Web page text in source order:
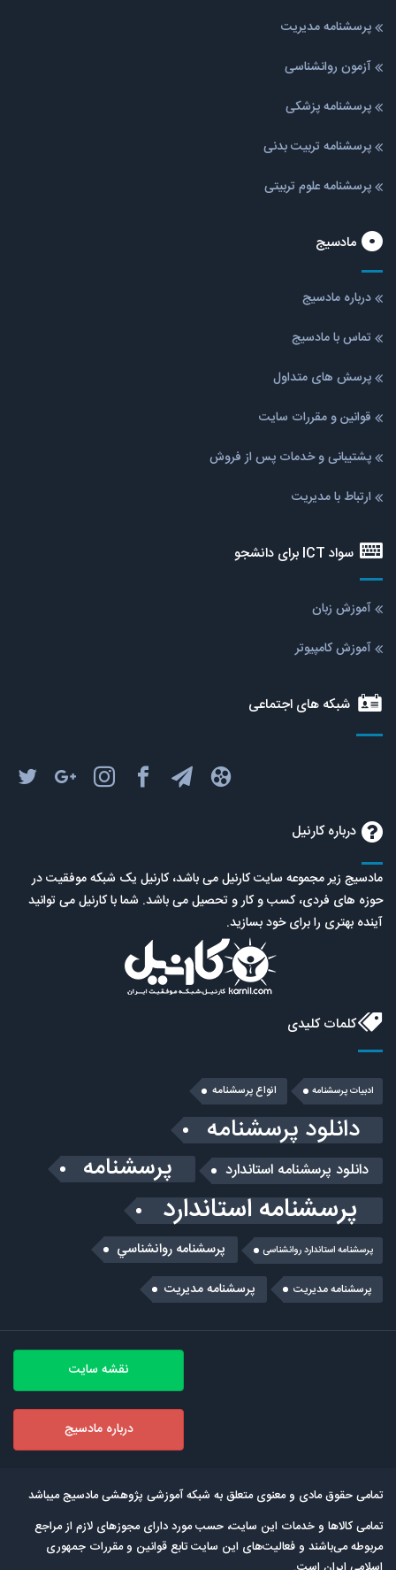
پرسشنامه مدیریت
آزمون روانشناسی
پرسشنامه پزشکی
پرسشنامه تربیت بدنی
پرسشنامه علوم تربیتی
مادسیج
درباره مادسیج
تماس با مادسیج
پرسش های متداول
قوانین و مقررات سایت
پشتیبانی و خدمات پس از فروش
ارتباط با مدیریت
سواد ICT برای دانشجو
آموزش زبان
آموزش کامپیوتر
شبکه های اجتماعی
درباره کارنیل
مادسیج زیر مجموعه سایت کارنیل می باشد، کارنیل یک شبکه موفقیت در
حوزه های فردی، کسب و کار و تحصیل می باشد. شما با کارنیل می توانید
آینده بهتری را برای خود بسازید.
کلمات کلیدی
ادبیات پرسشنامه انواع پرسشنامه
دانلود پرسشنامه
دانلود پرسشنامه استاندارد پرسشنامه
پرسشنامه استاندارد
پرسشنامه استاندارد روانشناسی پرسشنامه روانشناسي
پرسشنامه مديريت پرسشنامه مدیریت
نقشه سایت
درباره مادسیج
تمامی حقوق مادی و معنوی متعلق به شبکه آموزشی پژوهشی مادسیج میباشد
تمامی كالاها و خدمات این سایت، حسب مورد دارای مجوزهای لازم از مراجع
مربوطه می‌باشند و فعالیت‌های این سایت تابع قوانین و مقررات جمهوری